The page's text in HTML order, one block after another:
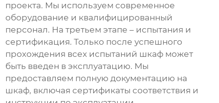
проекта. Мы используем современное
оборудование и квалифицированный
персонал. На третьем этапе – испытания и
сертификация. Только после успешного
прохождения всех испытаний шкаф может
быть введен в эксплуатацию. Мы
предоставляем полную документацию на
шкаф, включая сертификаты соответствия и